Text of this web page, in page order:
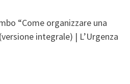
“Come organizzare una
integrale) | L’Urgenza